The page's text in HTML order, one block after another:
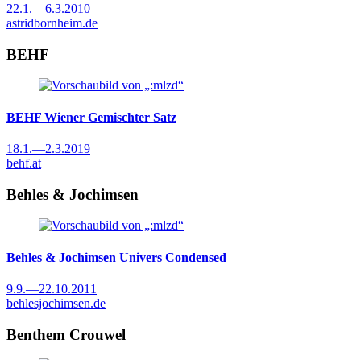
22.1.—6.3.2010
astridbornheim.de
BEHF
BEHF Wiener Gemischter Satz
18.1.—2.3.2019
behf.at
Behles & Jochimsen
Behles & Jochimsen Univers Condensed
9.9.—22.10.2011
behlesjochimsen.de
Benthem Crouwel